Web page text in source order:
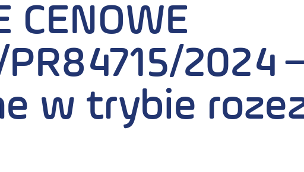
CENOWE
2024
w trybie